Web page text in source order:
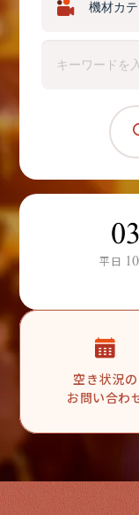
平日
空き状況の
お問い合わ